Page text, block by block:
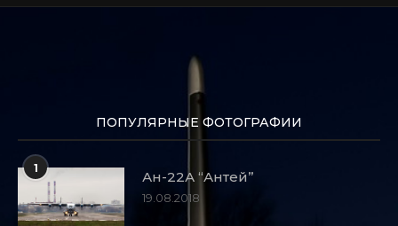
ПОПУЛЯРНЫЕ ФОТОГРАФИИ
1
Ан-22А “Антей”
19.08.2018